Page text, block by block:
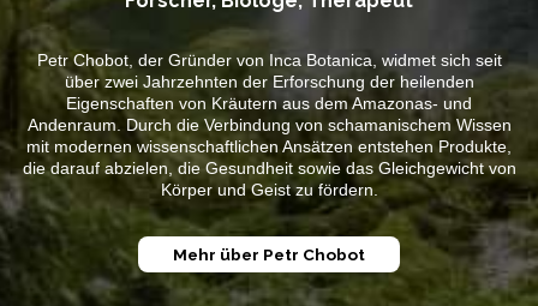
Petr Chobot, der Gründer von Inca Botanica, widmet sich seit
über zwei Jahrzehnten der Erforschung der heilenden
Eigenschaften von Kräutern aus dem Amazonas- und
Andenraum. Durch die Verbindung von schamanischem Wissen
mit modernen wissenschaftlichen Ansätzen entstehen Produkte,
die darauf abzielen, die Gesundheit sowie das Gleichgewicht von
Körper und Geist zu fördern.
Mehr über Petr Chobot